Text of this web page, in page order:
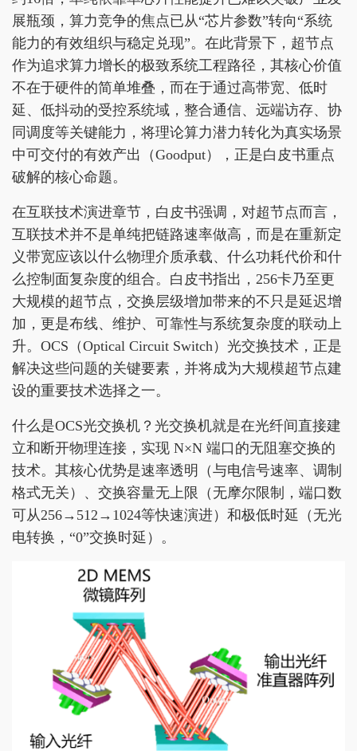
展瓶颈，算力竞争的焦点已从“芯片参数”转向“系统
能力的有效组织与稳定兑现”。在此背景下，超节点
作为追求算力增长的极致系统工程路径，其核心价值
不在于硬件的简单堆叠，而在于通过高带宽、低时
延、低抖动的受控系统域，整合通信、远端访存、协
同调度等关键能力，将理论算力潜力转化为真实场景
中可交付的有效产出（Goodput），正是白皮书重点
破解的核心命题。
在互联技术演进章节，白皮书强调，对超节点而言，
互联技术并不是单纯把链路速率做高，而是在重新定
义带宽应该以什么物理介质承载、什么功耗代价和什
么控制面复杂度的组合。白皮书指出，256卡乃至更
大规模的超节点，交换层级增加带来的不只是延迟增
加，更是布线、维护、可靠性与系统复杂度的联动上
升。OCS（Optical Circuit Switch）光交换技术，正是
解决这些问题的关键要素，并将成为大规模超节点建
设的重要技术选择之一。
什么是OCS光交换机？光交换机就是在光纤间直接建
立和断开物理连接，实现 N×N 端口的无阻塞交换的
技术。其核心优势是速率透明（与电信号速率、调制
格式无关）、交换容量无上限（无摩尔限制，端口数
可从256→512→1024等快速演进）和极低时延（无光
电转换，“0”交换时延）。